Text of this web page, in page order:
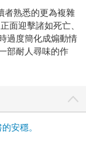
出來。 至於故事
在神祕高雅、背
一路閱讀推理成
塑造，不論追查
詭異角色，描述
這個名為復仇的
線索、嫌犯、自
。
者熟悉的更為複雜
面迎擊諸如死亡、
過度簡化成煽動情
部耐人尋味的作
安穩。